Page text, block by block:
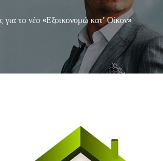
το νέο «Εξοικονομώ κατ’ Οίκον»